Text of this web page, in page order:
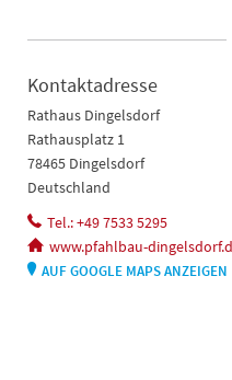
Kontaktadresse
Rathaus Dingelsdorf
Rathausplatz 1
78465 Dingelsdorf
Deutschland
Tel.: +49 7533 5295
www.pfahlbau-
AUF GOOGLE MAPS ANZEIGEN